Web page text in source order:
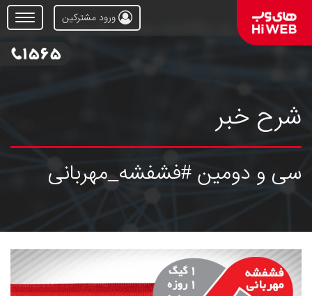
Open
Menu
ورود مشترکین
شرح خبر
سی و دومین #فشفشه_مهربانی